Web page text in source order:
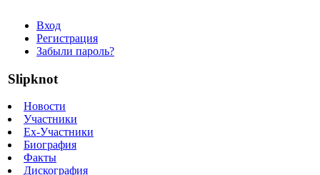
Вход
Регистрация
Забыли пароль?
Slipknot
Новости
Участники
Ex-Участники
Биография
Факты
Дискография